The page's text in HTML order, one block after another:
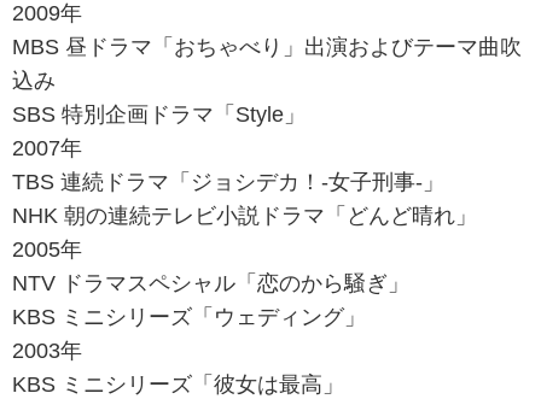
2009年
MBS 昼ドラマ「おちゃべり」出演およびテーマ曲吹
込み
SBS 特別企画ドラマ「Style」
2007年
TBS 連続ドラマ「ジョシデカ！-女子刑事-」
NHK 朝の連続テレビ小説ドラマ「どんど晴れ」
2005年
NTV ドラマスペシャル「恋のから騒ぎ」
KBS ミニシリーズ「ウェディング」
2003年
KBS ミニシリーズ「彼女は最高」